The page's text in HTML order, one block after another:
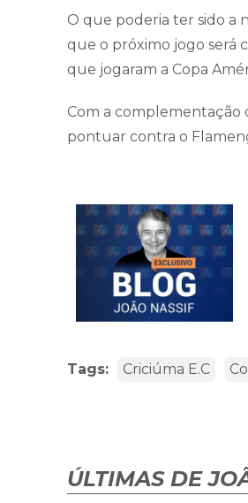
O que poderia ter sido a
que o próximo jogo será
que jogaram a Copa
Com a complementação
pontuar contra o
Tags: Criciúma E.C
ÚLTIMAS DE